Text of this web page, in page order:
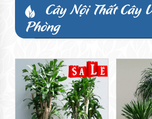
Cây Nội Thất Cây
Phòng